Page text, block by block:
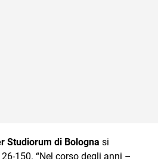
Studiorum di Bologna si
150. “Nel corso degli anni –